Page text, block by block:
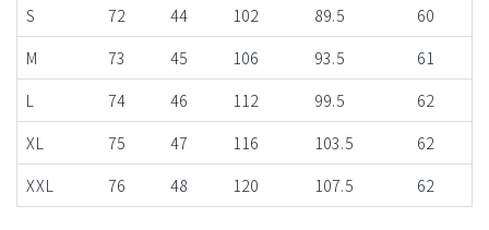
S
72 44 102 89.5
60
M
73 45 106 93.5
61
L
74 46 112 99.5
62
XL
75 47 116 103.5
62
XXL
76 48 120 107.5 62